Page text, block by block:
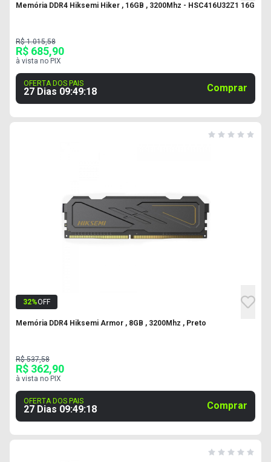
Memória DDR4 Hiksemi Hiker , 16GB , 3200Mhz - HSC416U32Z1 16G
R$ 1.015,58
R$ 685,90
à vista no PIX
OFERTA DOS PAIS
27 Dias 09:49:17 Comprar
32%OFF
Memória DDR4 Hiksemi Armor , 8GB , 3200Mhz , Preto
R$ 537,58
R$ 362,90
à vista no PIX
OFERTA DOS PAIS
27 Dias 09:49:17 Comprar